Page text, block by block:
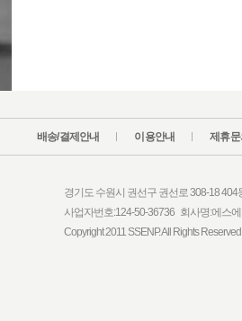
배송/결제안내 이용안내 제휴문
경기도 수원시 권선구 권선로 308-18
사업자번호:124-50-36736 회사명:에스
Copyright 2011 SSENP. All Rights Reserved